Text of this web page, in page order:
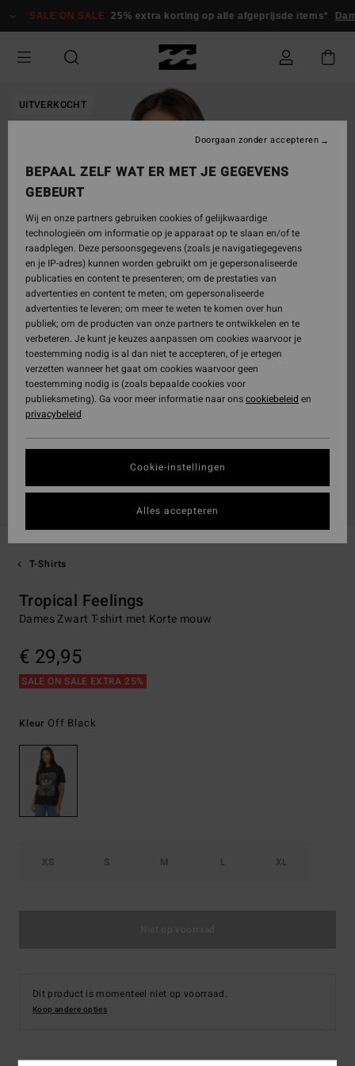
naar
SALE ON SALE 25% extra korting op alle afgeprijsde items*
UITVERKOCHT
T-Shirts
Tropical Feelings
Dames Zwart T-shirt met Korte mouw
€ 29,95
SALE ON SALE EXTRA 25%
Kleur Off Black
XS S M L XL
Dit product is momenteel niet op voorraad.
Koop andere opties
BEPAAL ZELF WAT ER MET JE GEGEVENS
GEBEURT
Wij en onze partners gebruiken cookies of gelijkwaardige
technologieën om informatie op je apparaat op te slaan en/of te
raadplegen. Deze persoonsgegevens (zoals je navigatiegegevens
en je IP-adres) kunnen worden gebruikt om je gepersonaliseerde
publicaties en content te presenteren; om de prestaties van
advertenties en content te meten; om gepersonaliseerde
advertenties te leveren; om meer te weten te komen over hun
publiek; om de producten van onze partners te ontwikkelen en te
verbeteren. Je kunt je keuzes aanpassen om cookies waarvoor je
toestemming nodig is al dan niet te accepteren, of je ertegen
verzetten wanneer het gaat om cookies waarvoor geen
toestemming nodig is (zoals bepaalde cookies voor
publieksmeting). Ga voor meer informatie naar onscookiebeleid en
privacybeleid
Cookie-instellingen
Doorgaan zonder accepteren
Alles accepteren